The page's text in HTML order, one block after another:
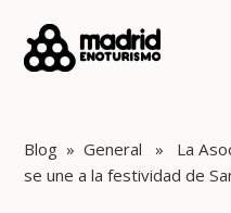
Blog »General » La
se une a la festividad de